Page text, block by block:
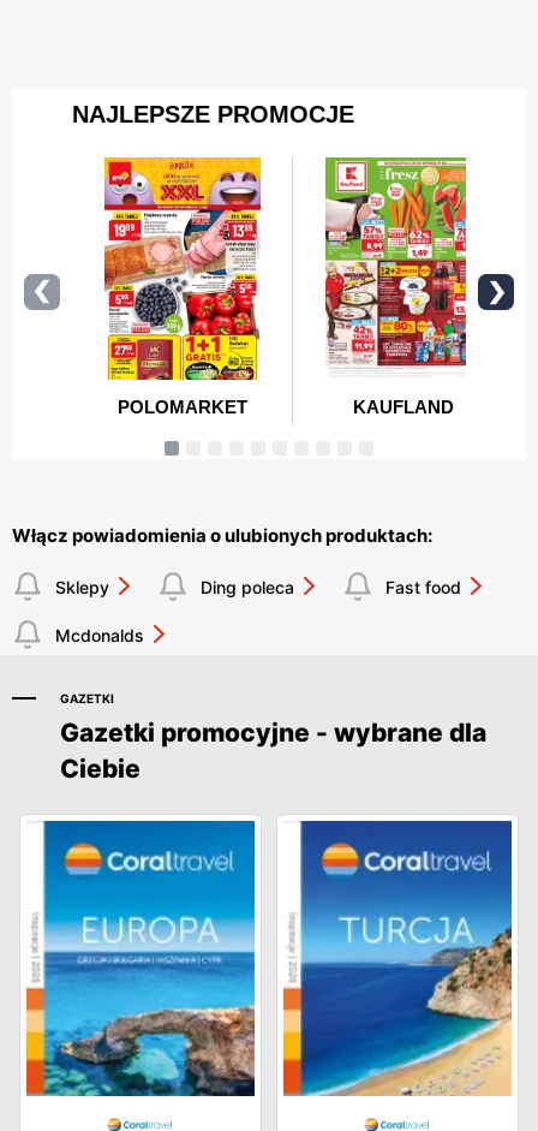
Włącz powiadomienia o ulubionych produktach:
Sklepy Ding poleca Fast food
Mcdonalds
GAZETKI
Gazetki promocyjne - wybrane dla
Ciebie